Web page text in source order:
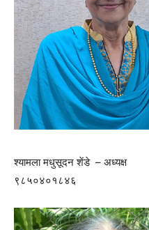
श्यामला मधुसूदन शेंडे – अध्यक्ष
९८५०४०१८४६